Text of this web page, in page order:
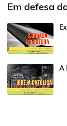
Em defesa
A